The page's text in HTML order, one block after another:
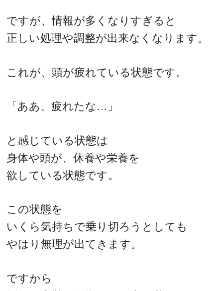
ですが、情報が多くなりすぎると
正しい処理や調整が出来なくなります。
これが、頭が疲れている状態です。
「ああ、疲れたな…」
と感じている状態は
身体や頭が、休養や栄養を
欲している状態です。
この状態を
いくら気持ちで乗り切ろうとしても
やはり無理が出てきます。
ですから